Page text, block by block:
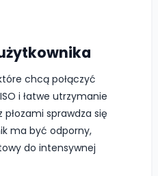
chcą połączyć
i łatwe utrzymanie
sprawdza się
ma być odporny,
do intensywnej